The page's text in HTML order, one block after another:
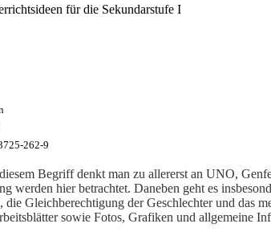
für die Sekundarstufe I
262-9
Begriff denkt man zu allererst an UNO,
werden hier betrachtet. Daneben geht es
die Gleichberechtigung der Geschlechter und das
sowie Fotos, Grafiken und allgemeine